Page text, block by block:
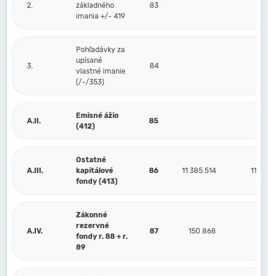
2.
základného
imania +/- 419
83
3.
Pohľadávky za
upísané
vlastné imanie
(/-/353)
84
A.II.
Emisné ážio
(412)
85
A.III.
Ostatné
kapitálové
fondy (413)
86 11 385 514 11
A.IV.
Zákonné
rezervné
fondy r. 88 + r.
89
87 150 868